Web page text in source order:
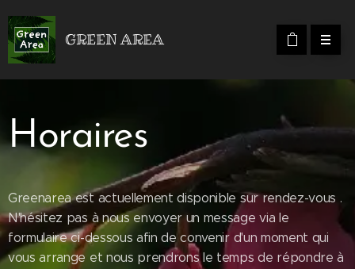
GREEN AREA
Horaires
Greenarea est actuellement disponible sur rendez-vous .
N'hésitez pas à nous envoyer un message via le
formulaire ci-dessous afin de convenir d'un moment qui
vous arrange et nous prendrons le temps de répondre à